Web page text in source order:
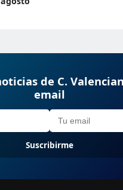
de C.
email
Suscribirme